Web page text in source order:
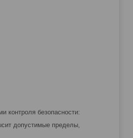
контроля безопасности:
допустимые пределы,